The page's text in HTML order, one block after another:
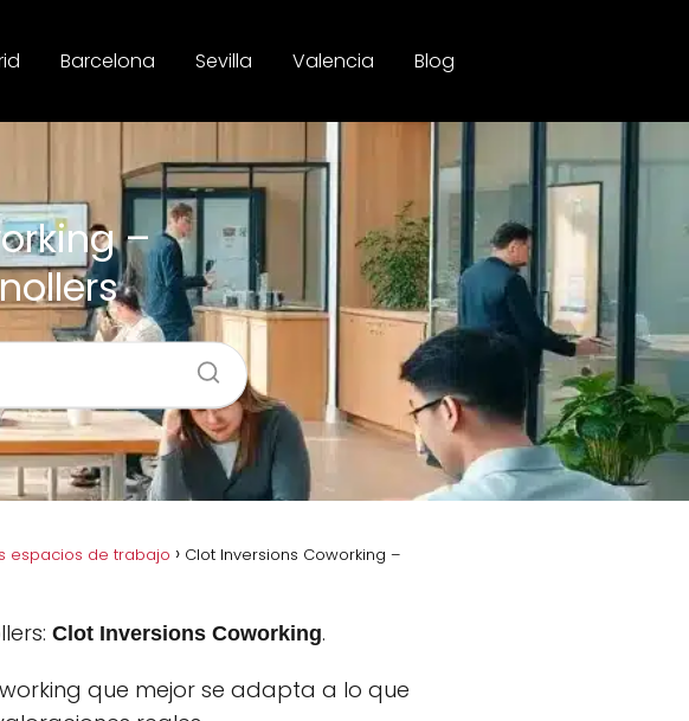
Barcelona Sevilla Valencia Blog
–
espacios de trabajo
Clot Inversions Coworking –
Clot Inversions Coworking.
que mejor se adapta a lo que